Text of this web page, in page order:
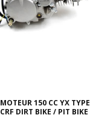
MOTEUR 150 CC YX TYPE
CRF DIRT BIKE / PIT BIKE